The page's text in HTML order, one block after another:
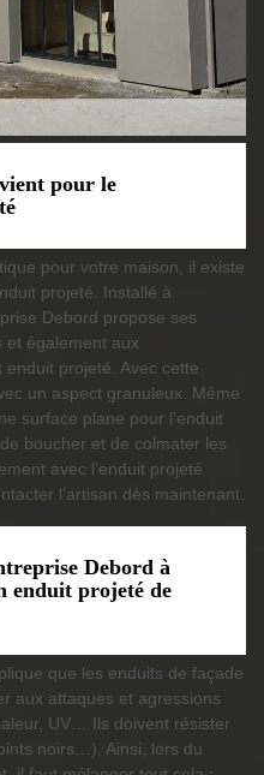
pour le
pour votre maison, il existe
projeté. Installé à
Debord propose ses
et également aux
projeté. Avec cette
un aspect granuleux. Même
surface plane pour l’enduit
boucher et de colmater les
avec l’enduit projeté
l’artisan dès maintenant.
Debord à
enduit projeté de
que les enduits de façade
aux attaques et agressions
UV… Ils doivent résister
noirs…). Ainsi, lors du